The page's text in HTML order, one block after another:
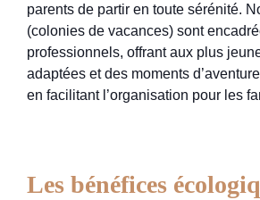
parents de partir en toute sérénité.
(colonies de vacances) sont
professionnels, offrant aux plus
adaptées et des moments
en facilitant l’organisation pour les
Les bénéfices